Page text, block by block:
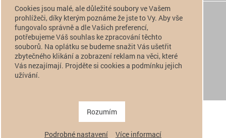
 +420 774 949 776
 info@alfatactical.cz
verze pro PC
Cookies jsou malé, ale důležité soubory ve Vašem
prohlížeči, díky kterým poznáme že jste to Vy. Aby vše
fungovalo správně a dle Vašich preferencí,
potřebujeme Váš souhlas ke zpracování těchto
souborů. Na oplátku se budeme snažit Vás ušetřit
zbytečného klikání a zobrazení reklam na věci, které
Vás nezajímají. Projděte si cookies a podmínku jejich
užívání.
Rozumím
Podrobné nastavení Více informací